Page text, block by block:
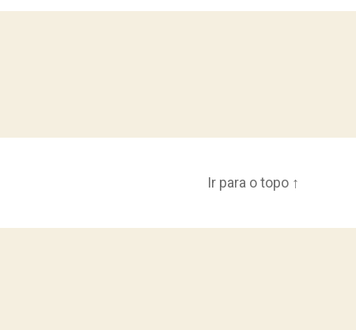
Ir para o topo ↑